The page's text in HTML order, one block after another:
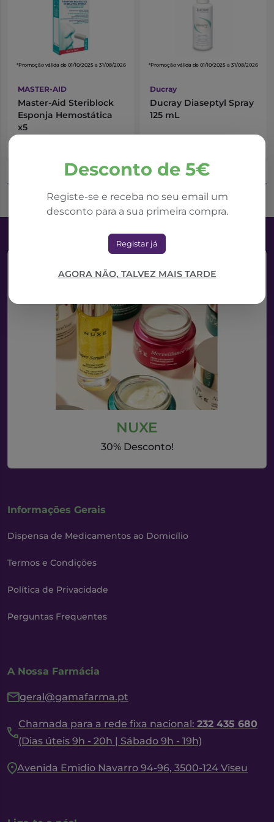
Desconto de 5€
Registe-se e receba no seu email um
desconto para a sua primeira compra.
Registar já
AGORA NÃO, TALVEZ MAIS TARDE
*Promoção válida de 01/10/2025 a 31/08/2026
MASTER-AID
Master-Aid Steriblock
Esponja Hemostática
x5
Adicionar ao Carrinho
*Promoção válida de 01/10/2025 a 31/08/2026
Ducray
Ducray Diaseptyl Spray
125 mL
Adicionar ao Carrinho
NUXE
30% Desconto!
Informações Gerais
Dispensa de Medicamentos ao Domicílio
Termos e Condições
Política de Privacidade
Perguntas Frequentes
A Nossa Farmácia
geral@gamafarma.pt
Chamada para a rede fixa nacional: 232 435 680
(Dias úteis 9h - 20h | Sábado 9h - 19h)
Avenida Emidio Navarro 94-96, 3500-124 Viseu